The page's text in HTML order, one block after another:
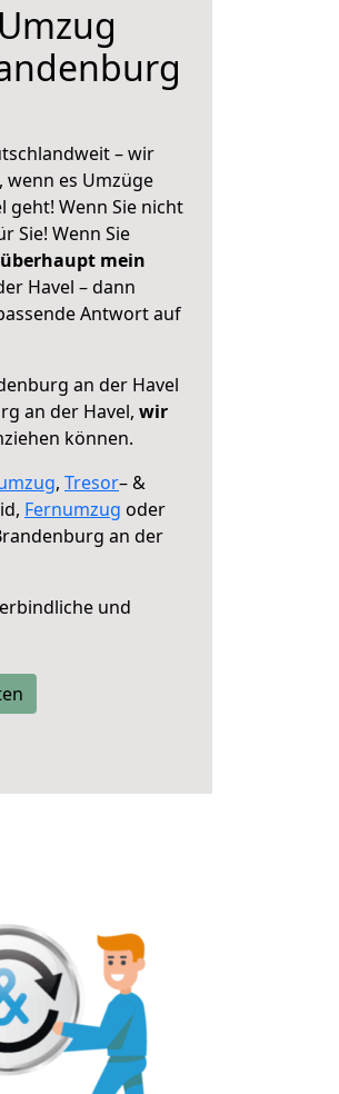
– wir
wenn es Umzüge
geht! Wenn Sie nicht
Sie! Wenn Sie
mein
Havel – dann
Antwort auf
an der Havel
an der Havel, wir
können.
, Tresor– &
Fernumzug oder
an der
und